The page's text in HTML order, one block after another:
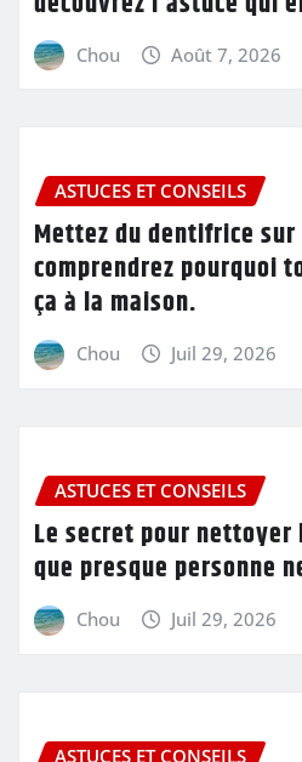
Chou Août 7, 2026
ASTUCES ET CONSEILS
Mettez du dentifrice
comprendrez pourquoi
ça à la maison.
Chou Juil 29, 2026
ASTUCES ET CONSEILS
Le secret pour
que presque personne
Chou Juil 29, 2026
ASTUCES ET CONSEILS